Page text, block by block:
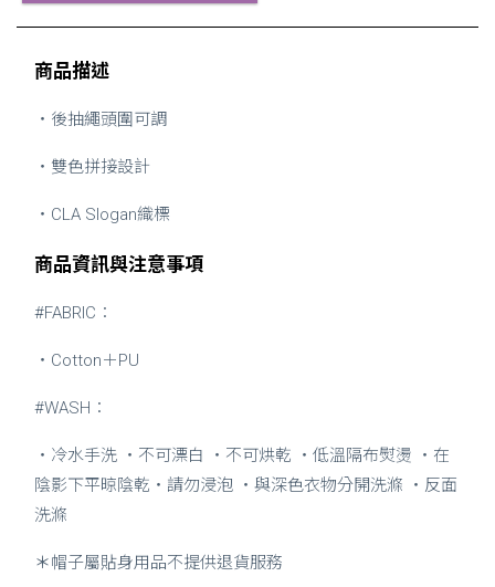
商品描述
・後抽繩頭圍可調
・雙色拼接設計
・CLA Slogan織標
商品資訊與注意事項
#FABRIC：
・Cotton＋PU
#WASH：
・冷水手洗 ・不可漂白 ・不可烘乾 ・低溫隔布熨燙 ・在
陰影下平晾陰乾・請勿浸泡 ・與深色衣物分開洗滌 ・反面
洗滌
＊帽子屬貼身用品不提供退貨服務